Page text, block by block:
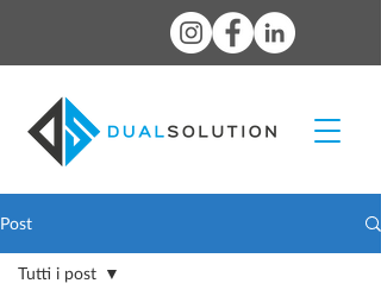
Post
Tutti i post